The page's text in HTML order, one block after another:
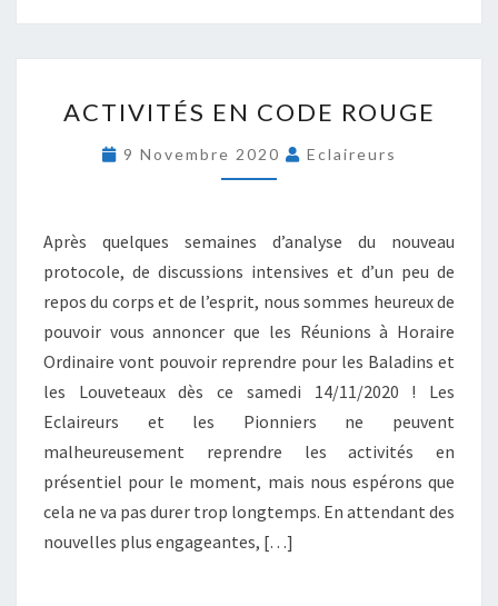
C
I
V
T
S
E
N
C
E
R
O
U
G
E
ACTIVITÉS EN CODE ROUGE
9 Novembre 2020 Eclaireurs
Après quelques semaines d’analyse du nouveau
protocole, de discussions intensives et d’un peu de
repos du corps et de l’esprit, nous sommes heureux de
pouvoir vous annoncer que les Réunions à Horaire
Ordinaire vont pouvoir reprendre pour les Baladins et
les Louveteaux dès ce samedi 14/11/2020 ! Les
Eclaireurs et les Pionniers ne peuvent
malheureusement reprendre les activités en
présentiel pour le moment, mais nous espérons que
cela ne va pas durer trop longtemps. En attendant des
nouvelles plus engageantes, […]